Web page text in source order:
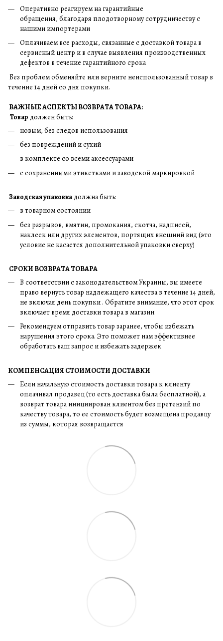
Оперативно реагируем на гарантийные
обращения, благодаря плодотворному сотрудничеству с
нашими импортерами
Оплачиваем все расходы, связанные с доставкой товара в
сервисный центр и в случае выявления производственных
дефектов в течение гарантийного срока
Без проблем обменяйте или верните неиспользованный товар в
течение 14 дней со дня покупки.
ВАЖНЫЕ АСПЕКТЫ ВОЗВРАТА ТОВАРА:
Товар должен быть:
новым, без следов использования
без повреждений и сухий
в комплекте со всеми аксессуарами
с сохраненными этикетками и заводской маркировкой
Заводская упаковка должна быть:
в товарном состоянии
без разрывов, вмятин, промокания, скотча, надписей,
наклеек или других элементов, портящих внешний вид (это
условие не касается дополнительной упаковки сверху)
СРОКИ ВОЗВРАТА ТОВАРА
В соответствии с законодательством Украины, вы имеете
право вернуть товар надлежащего качества в течение 14 дней,
не включая день покупки . Обратите внимание, что этот срок
включает время доставки товара в магазин
Рекомендуем отправить товар заранее, чтобы избежать
нарушения этого срока. Это поможет нам эффективнее
обработать ваш запрос и избежать задержек
КОМПЕНСАЦИЯ СТОИМОСТИ ДОСТАВКИ
Если начальную стоимость доставки товара к клиенту
оплачивал продавец (то есть доставка была бесплатной), а
возврат товара инициирован клиентом без претензий по
качеству товара, то ее стоимость будет возмещена продавцу
из суммы, которая возвращается